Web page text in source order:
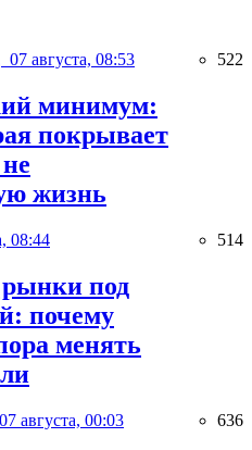
07 августа, 08:53 522
минимум:
покрывает
жизнь
08:44 514
под
почему
менять
07 августа, 00:03 636